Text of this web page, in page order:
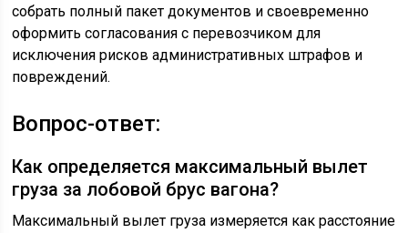
собрать полный пакет документов и своевременно
оформить согласования с перевозчиком для
исключения рисков административных штрафов и
повреждений.
Вопрос-ответ:
Как определяется максимальный вылет
груза за лобовой брус вагона?
Максимальный вылет груза измеряется как расстояние